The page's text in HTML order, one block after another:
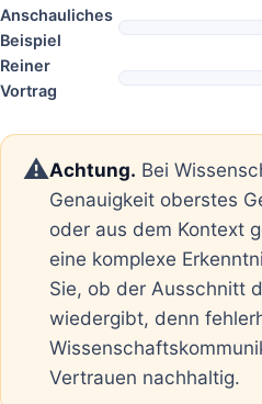
Anschauliches
Beispiel
Reiner
Vortrag
⚠️Achtung. Bei
Genauigkeit oberstes
oder aus dem Kontext
eine komplexe
Sie, ob der Ausschnitt
wiedergibt, denn
Vertrauen nachhaltig.